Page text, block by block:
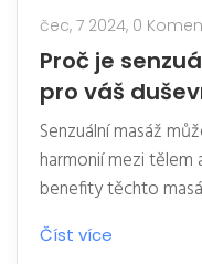
čec, 7 2024, 0
Proč je
pro váš
Senzuální masáž
harmonií mezi tělem
benefity těchto
pro začátek.
zlepšit vaše fyzické i
Číst více